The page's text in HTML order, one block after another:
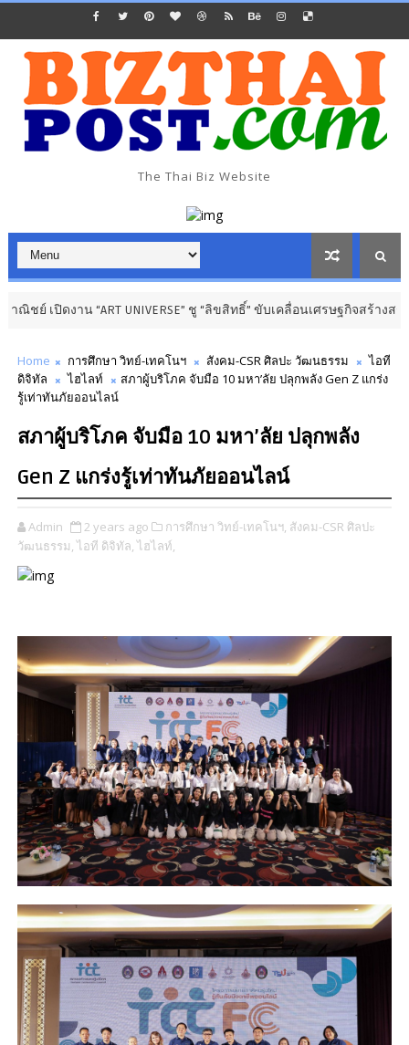
The Thai Biz Website
UNIVERSE” ชู “ลิขสิทธิ์” ขับเคลื่อนเศรษฐกิจสร้างสรรค์ การศึกษา
Home การศึกษา วิทย์-เทคโนฯ สังคม-CSR ศิลปะ วัฒนธรรม
ไอที
ดิจิทัล
ไฮไลท์
สภาผู้บริโภค จับมือ 10 มหา’ลัย ปลุกพลัง Gen Z แกร่ง
รู้เท่าทันภัยออนไลน์
สภาผู้บริโภค จับมือ 10 มหา’ลัย ปลุกพลัง
Gen Z แกร่งรู้เท่าทันภัยออนไลน์
Admin 2 years ago การศึกษา วิทย์-เทคโนฯ, สังคม-CSR ศิลปะ
วัฒนธรรม, ไอที ดิจิทัล, ไฮไลท์,